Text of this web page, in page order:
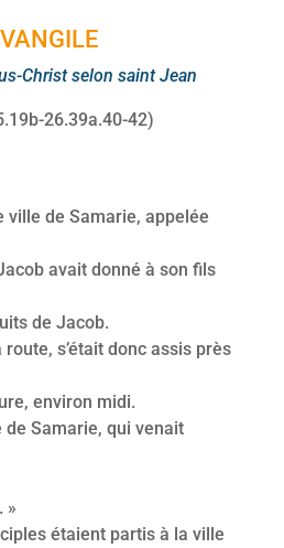
Christ selon saint Jean
26.39a.40-42)
de Samarie, appelée
avait donné à son fils
de Jacob.
s’était donc assis près
environ midi.
Samarie, qui venait
»
étaient partis à la ville